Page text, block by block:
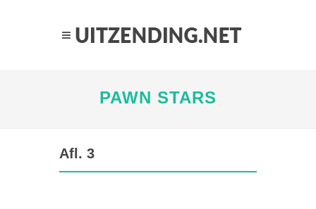
PAWN STARS
Afl. 3